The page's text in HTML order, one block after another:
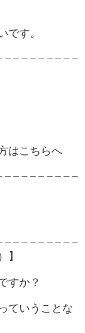
です。
はこちらへ
】
すか？
ていうことな